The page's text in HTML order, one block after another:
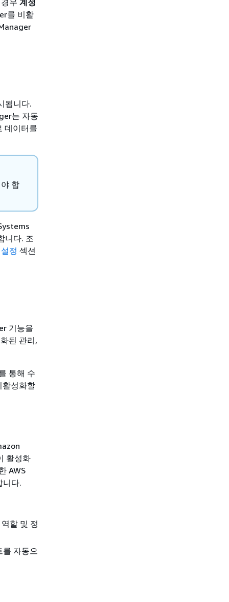
를 비활
됩니다.
는 자동
데이터를
합
니다. 조
정 섹션
기능을
된 관리,
통해 수
활성화할
활성화
AWS
니다.
할 및 정
자동으